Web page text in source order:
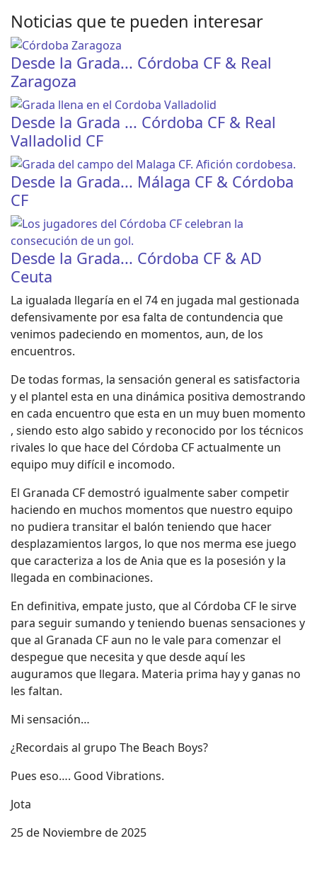
Noticias que te pueden interesar
Desde la Grada... Córdoba CF & Real
Zaragoza
Desde la Grada ... Córdoba CF & Real
Valladolid CF
Desde la Grada... Málaga CF & Córdoba
CF
Desde la Grada... Córdoba CF & AD
Ceuta
La igualada llegaría en el 74 en jugada mal gestionada
defensivamente por esa falta de contundencia que
venimos padeciendo en momentos, aun, de los
encuentros.
De todas formas, la sensación general es satisfactoria
y el plantel esta en una dinámica positiva demostrando
en cada encuentro que esta en un muy buen momento
, siendo esto algo sabido y reconocido por los técnicos
rivales lo que hace del Córdoba CF actualmente un
equipo muy difícil e incomodo.
El Granada CF demostró igualmente saber competir
haciendo en muchos momentos que nuestro equipo
no pudiera transitar el balón teniendo que hacer
desplazamientos largos, lo que nos merma ese juego
que caracteriza a los de Ania que es la posesión y la
llegada en combinaciones.
En definitiva, empate justo, que al Córdoba CF le sirve
para seguir sumando y teniendo buenas sensaciones y
que al Granada CF aun no le vale para comenzar el
despegue que necesita y que desde aquí les
auguramos que llegara. Materia prima hay y ganas no
les faltan.
Mi sensación…
¿Recordais al grupo The Beach Boys?
Pues eso…. Good Vibrations.
Jota
25 de Noviembre de 2025